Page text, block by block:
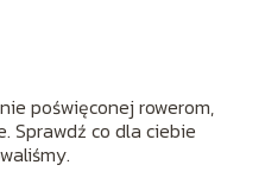
poświęconej rowerom,
Sprawdź co dla ciebie